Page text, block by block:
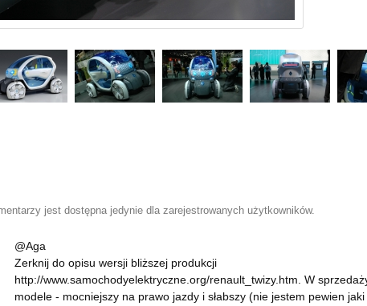
jest dostępna jedynie dla zarejestrowanych użytkowników.
@Aga
Zerknij do opisu wersji bliższej produkcji
http://www.samochodyelektryczne.org/renault_twizy.htm . W
modele - mocniejszy na prawo jazdy i słabszy (nie jestem pewien